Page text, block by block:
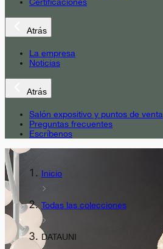
Certificaciones
Atrás
La empresa
Noticias
Atrás
Salón expositivo y puntos de venta
Preguntas frecuentes
Escríbenos
Inicio
Todas las colecciones
DATAUNI